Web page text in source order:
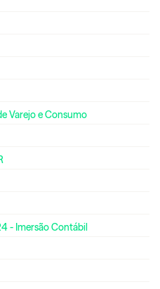
Varejo e Consumo
- Imersão Contábil